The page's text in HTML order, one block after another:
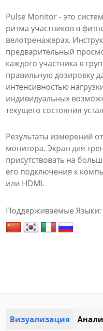
Pulse Monitor - это
ритма участников в
велотренажерах. Инструктор фитнес-клуба имеет
предварительный
каждого участника в группе. Это
правильную дозировку
интенсивностью
индивидуальных
текущего состояния
Результаты измерений
монитора. Экран для тренировки также может
присутствовать на
его подключения к
или HDMI.
Поддерживаемые Языки:
Визуализация